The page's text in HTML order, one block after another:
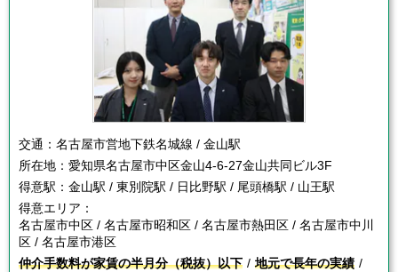
交通： 名古屋市営地下鉄名城線 / 金山駅
所在地： 愛知県名古屋市中区金山4-6-27金山共同ビル3F
得意駅： 金山駅 / 東別院駅 / 日比野駅 / 尾頭橋駅 / 山王駅
得意エリア：
名古屋市中区 / 名古屋市昭和区 / 名古屋市熱田区 / 名古屋市中川
区 / 名古屋市港区
仲介手数料が家賃の半月分（税抜）以下
地元で長年の実績